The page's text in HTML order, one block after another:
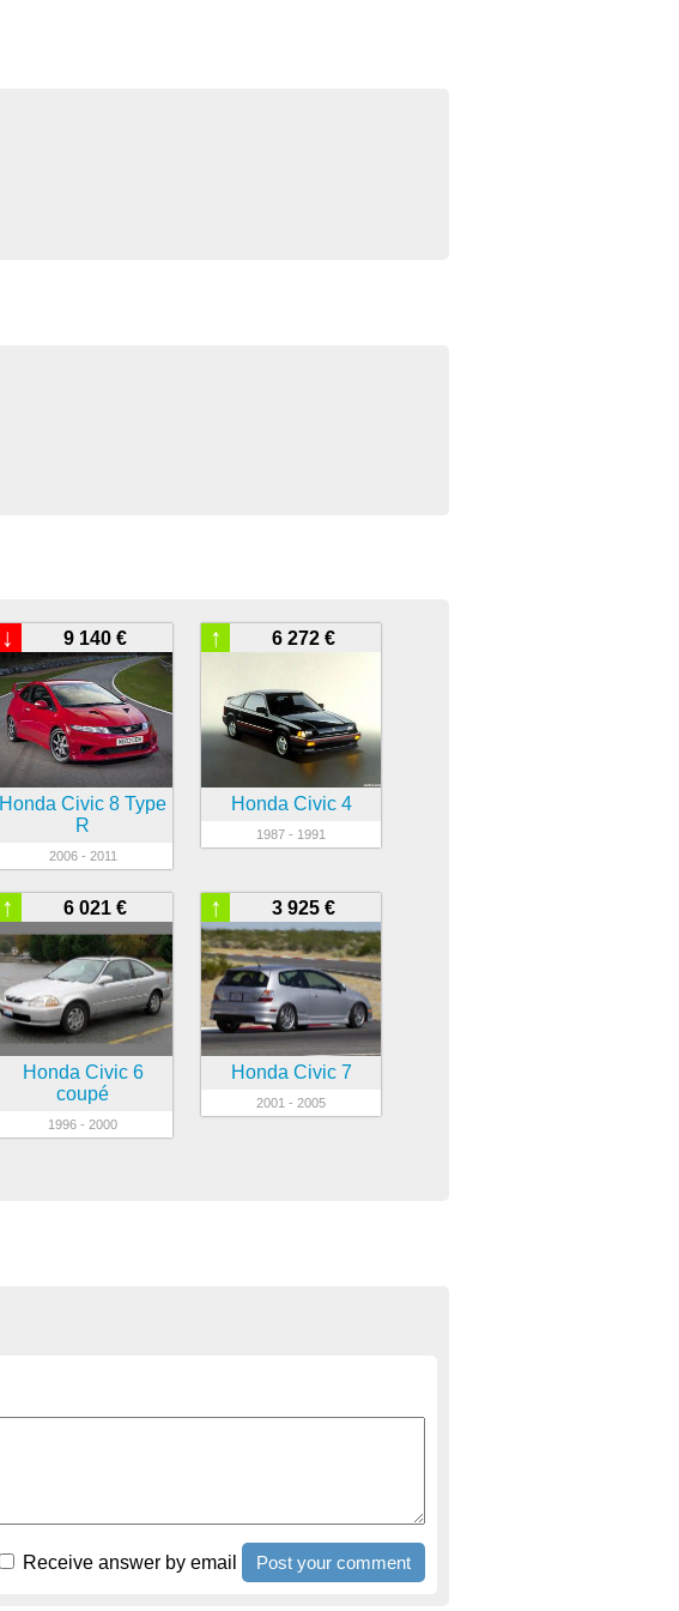
9 140 €
↓
Honda Civic 8 Type
R
2006 - 2011
6 272 €
↑
Honda Civic 4
1987 - 1991
6 021 €
↑
Honda Civic 6
coupé
1996 - 2000
3 925 €
↑
Honda Civic 7
2001 - 2005
Receive answer by email